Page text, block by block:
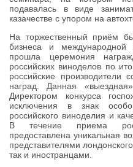
подавалась в виде
казачестве с упором на
На торжественный приём
бизнеса и
прошла церемония
российских виноделов по
российские производители
наград. Данная
Директором конкурса
исключения в знак
российского виноделия и
В течение приема
предоставлена уникальная
представителями
так и иностранцами.